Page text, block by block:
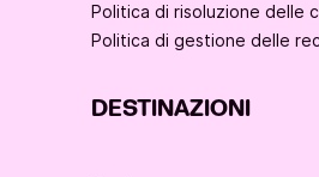
Politica di risoluzione delle
Politica di gestione delle
DESTINAZIONI